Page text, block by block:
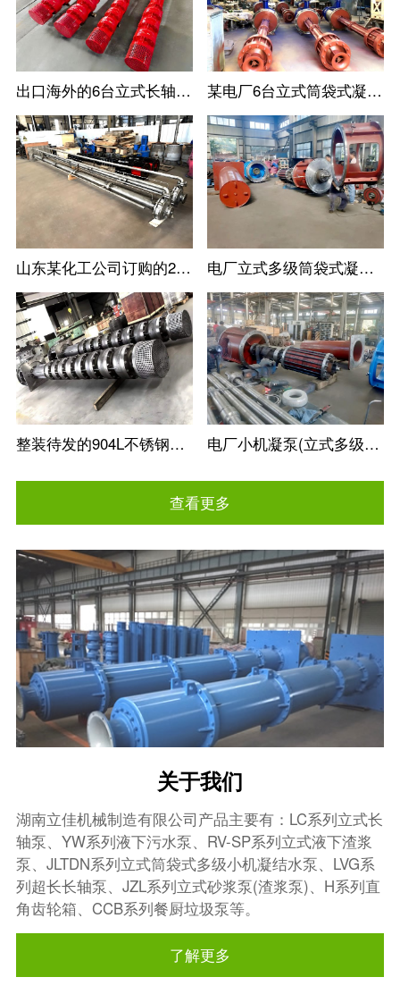
出口海外的6台立式长轴消防涡轮泵 某电厂6台立式筒袋式凝结水泵
山东某化工公司订购的2台不锈钢立式长轴液下泵 电厂立式多级筒袋式凝结水泵安装现场
整装待发的904L不锈钢冶金矿用立式长轴泵 电厂小机凝泵(立式多级筒袋式凝结水泵)
查看更多
关于我们
湖南立佳机械制造有限公司产品主要有：LC系列立式长
轴泵、YW系列液下污水泵、RV-SP系列立式液下渣浆
泵、JLTDN系列立式筒袋式多级小机凝结水泵、LVG系
列超长长轴泵、JZL系列立式砂浆泵(渣浆泵)、H系列直
角齿轮箱、CCB系列餐厨垃圾泵等。
了解更多